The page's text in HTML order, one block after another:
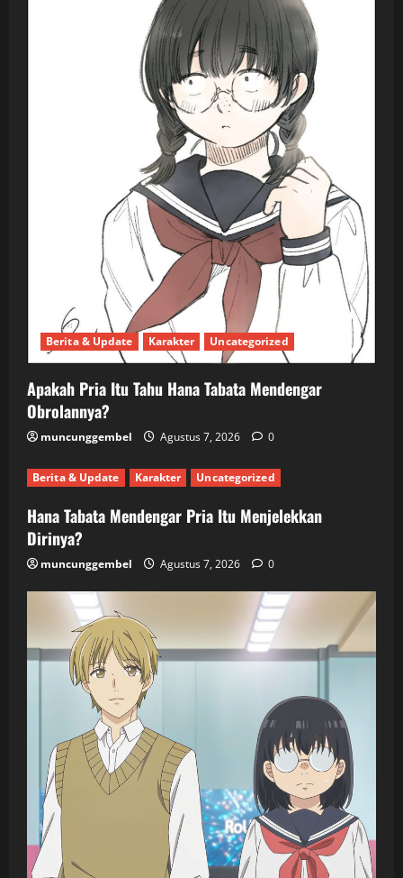
Berita & Update Karakter Uncategorized
Apakah Pria Itu Tahu Hana Tabata Mendengar
Obrolannya?
muncunggembel Agustus 7, 2026 0
Berita & Update Karakter Uncategorized
Hana Tabata Mendengar Pria Itu Menjelekkan
Dirinya?
muncunggembel Agustus 7, 2026 0